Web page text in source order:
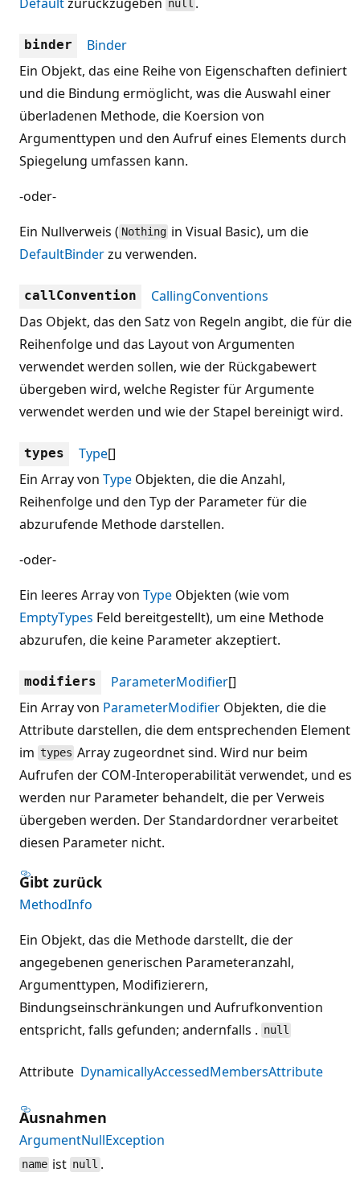
null
binder
Binder
Ein Objekt, das eine Reihe von Eigenschaften definiert
und die Bindung ermöglicht, was die Auswahl einer
überladenen Methode, die Koersion von
Argumenttypen und den Aufruf eines Elements durch
Spiegelung umfassen kann.
-oder-
Ein Nullverweis ( Nothing in Visual Basic), um die
DefaultBinderzu verwenden.
callConvention
CallingConventions
Das Objekt, das den Satz von Regeln angibt, die für die
Reihenfolge und das Layout von Argumenten
verwendet werden sollen, wie der Rückgabewert
übergeben wird, welche Register für Argumente
verwendet werden und wie der Stapel bereinigt wird.
types Type[]
Ein Array von Type Objekten, die die Anzahl,
Reihenfolge und den Typ der Parameter für die
abzurufende Methode darstellen.
-oder-
Ein leeres Array von Type Objekten (wie vom
EmptyTypes Feld bereitgestellt), um eine Methode
abzurufen, die keine Parameter akzeptiert.
modifiers ParameterModifier[]
Ein Array von ParameterModifier Objekten, die die
Attribute darstellen, die dem entsprechenden Element
im types Array zugeordnet sind. Wird nur beim
Aufrufen der COM-Interoperabilität verwendet, und es
werden nur Parameter behandelt, die per Verweis
übergeben werden. Der Standardordner verarbeitet
diesen Parameter nicht.
Gibt zurück
MethodInfo
Ein Objekt, das die Methode darstellt, die der
angegebenen generischen Parameteranzahl,
Argumenttypen, Modifizierern,
Bindungseinschränkungen und Aufrufkonvention
entspricht, falls gefunden; andernfalls . null
Attribute DynamicallyAccessedMembersAttribute
Ausnahmen
ArgumentNullException
name ist null .